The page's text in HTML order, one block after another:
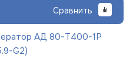
Сравнить
АД 80-Т400-1Р
G2)